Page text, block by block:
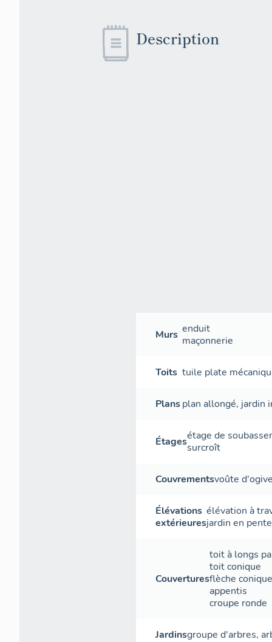
Description
Murs enduit
maçonnerie
Toits tuile plate
Plansplan allongé, jardin
Étagesétage de
surcroît
Couvrementsvoûte
Élévations
extérieures
élévation à
jardin en pente
Couvertures
toit à longs
toit conique
flèche conique
appentis
croupe ronde
Jardinsgroupe d'arbres,